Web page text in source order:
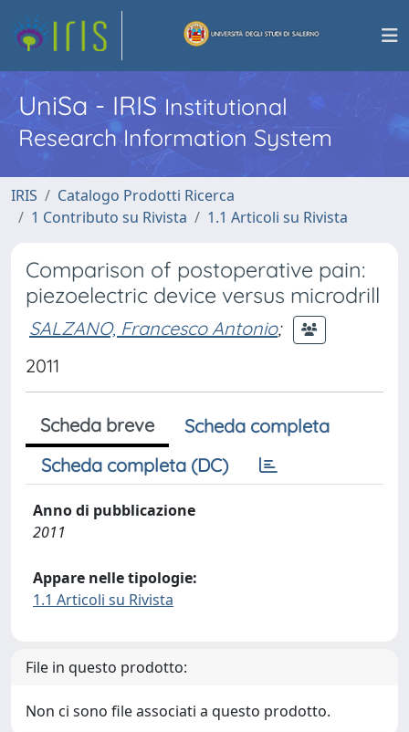
UniSa - IRISInstitutional
Research Information System
IRIS
Catalogo Prodotti Ricerca
1 Contributo su Rivista
1.1 Articoli su Rivista
Comparison of postoperative pain:
piezoelectric device versus microdrill
SALZANO, Francesco Antonio;
2011
Scheda breve
Scheda completa
Scheda completa (DC)
Anno di pubblicazione
2011
Appare nelle tipologie:
1.1 Articoli su Rivista
File in questo prodotto:
Non ci sono file associati a questo prodotto.